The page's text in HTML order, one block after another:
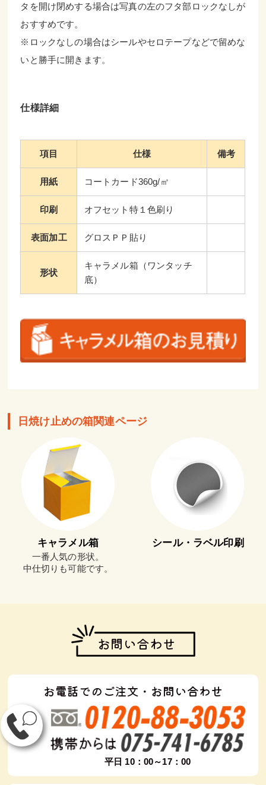
タを開け閉めする場合は写真の左のフタ部ロックなしが
おすすめです。
※ロックなしの場合はシールやセロテープなどで留めな
いと勝手に開きます。
仕様詳細
項目 仕様 備考
用紙 コートカード360g/㎡
印刷 オフセット特１色刷り
表面加工 グロスＰＰ貼り
形状
キャラメル箱（ワンタッチ
底）
日焼け止めの箱関連ページ
キャラメル箱
一番人気の形状。
中仕切りも可能です。
シール・ラベル印刷
お問い合わせ
お電話でのご注文・お問い合わせ
平日 10：00～17：00